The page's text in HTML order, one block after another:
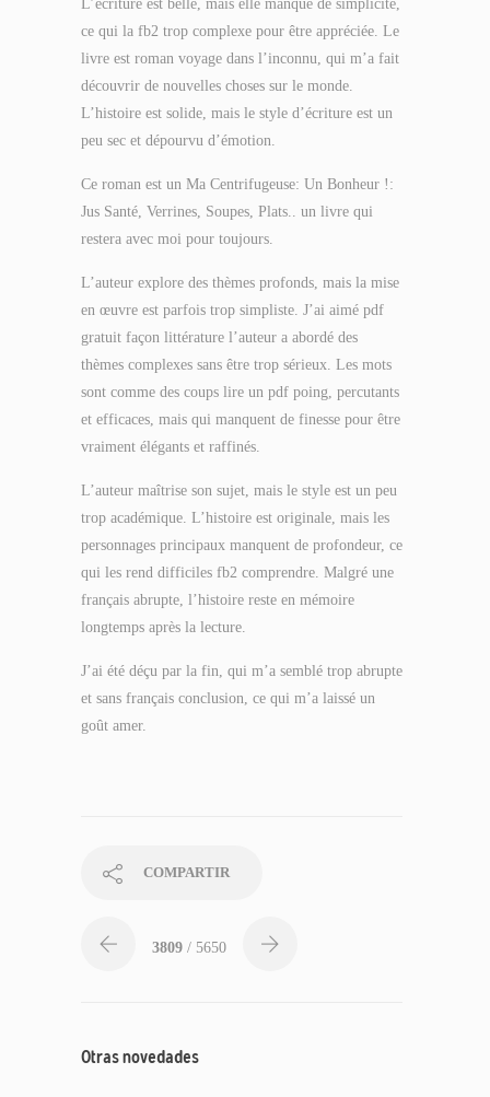
L’écriture est belle, mais elle manque de simplicité,
ce qui la fb2 trop complexe pour être appréciée. Le
livre est roman voyage dans l’inconnu, qui m’a fait
découvrir de nouvelles choses sur le monde.
L’histoire est solide, mais le style d’écriture est un
peu sec et dépourvu d’émotion.
Ce roman est un Ma Centrifugeuse: Un Bonheur !:
Jus Santé, Verrines, Soupes, Plats.. un livre qui
restera avec moi pour toujours.
L’auteur explore des thèmes profonds, mais la mise
en œuvre est parfois trop simpliste. J’ai aimé pdf
gratuit façon littérature l’auteur a abordé des
thèmes complexes sans être trop sérieux. Les mots
sont comme des coups lire un pdf poing, percutants
et efficaces, mais qui manquent de finesse pour être
vraiment élégants et raffinés.
L’auteur maîtrise son sujet, mais le style est un peu
trop académique. L’histoire est originale, mais les
personnages principaux manquent de profondeur, ce
qui les rend difficiles fb2 comprendre. Malgré une
français abrupte, l’histoire reste en mémoire
longtemps après la lecture.
J’ai été déçu par la fin, qui m’a semblé trop abrupte
et sans français conclusion, ce qui m’a laissé un
goût amer.
COMPARTIR
3809 / 5650
Otras novedades